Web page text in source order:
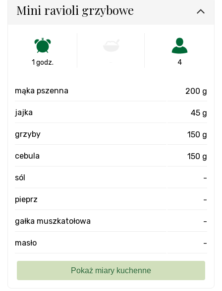
Mini ravioli grzybowe
1 godz. 4
mąka pszenna 200 g
jajka 45 g
grzyby 150 g
cebula 150 g
sól -
pieprz -
gałka muszkatołowa -
masło -